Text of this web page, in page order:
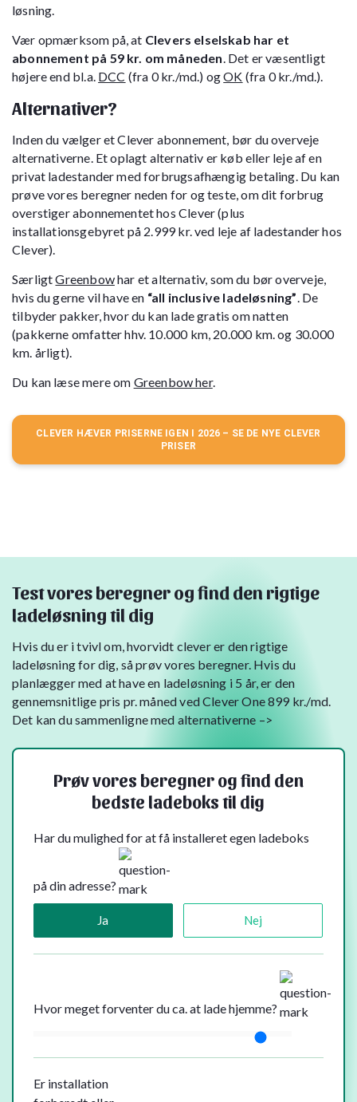
løsning.
Vær opmærksom på, at Clevers elselskab har et
abonnement på 59 kr. om måneden. Det er væsentligt
højere end bl.a. DCC (fra 0 kr./md.) ogOK (fra 0 kr./md.).
Alternativer?
Inden du vælger et Clever abonnement, bør du overveje
alternativerne. Et oplagt alternativ er køb eller leje af en
privat ladestander med forbrugsafhængig betaling. Du kan
prøve vores beregner neden for og teste, om dit forbrug
overstiger abonnementet hos Clever (plus
installationsgebyret på 2.999 kr. ved leje af ladestander hos
Clever).
SærligtGreenbowhar et alternativ, som du bør overveje,
hvis du gerne vil have en “all inclusive ladeløsning”. De
tilbyder pakker, hvor du kan lade gratis om natten
(pakkerne omfatter hhv. 10.000 km, 20.000 km. og 30.000
km. årligt).
Du kan læse mere om Greenbow her.
CLEVER HÆVER PRISERNE IGEN I 2026 – SE DE NYE CLEVER
PRISER
Test vores beregner og find den rigtige
ladeløsning til dig
Hvis du er i tvivl om, hvorvidt clever er den rigtige
ladeløsning for dig, så prøv vores beregner. Hvis du
planlægger med at have en ladeløsning i 5 år, er den
gennemsnitlige pris pr. måned ved Clever One 899 kr./md.
Det kan du sammenligne med alternativerne –>
Prøv vores beregner og find den
bedste ladeboks til dig
Har du mulighed for at få installeret egen ladeboks
på din adresse?
Ja Nej
Hvor meget forventer du ca. at lade hjemme?
Er installation